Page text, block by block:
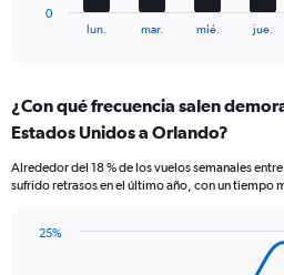
Range:
7
The
chart
lun. mar. mié. jue.
0
¿Con qué frecuencia salen
Estados Unidos a Orlando?
Alrededor del 18 % de los vuelos semanales
sufrido retrasos en el último año, con un tiempo
25%